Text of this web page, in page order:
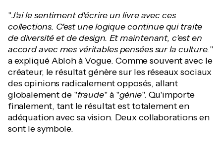
"J'ai le sentiment d'écrire un livre avec ces
collections. C'est une logique continue qui traite
de diversité et de design. Et maintenant, c'est en
accord avec mes véritables pensées sur la culture."
a expliqué Abloh à Vogue. Comme souvent avec le
créateur, le résultat génère sur les réseaux sociaux
des opinions radicalement opposés, allant
globalement de "fraude" à "génie". Qu'importe
finalement, tant le résultat est totalement en
adéquation avec sa vision. Deux collaborations en
sont le symbole.